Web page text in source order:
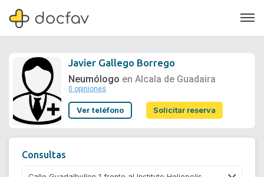
Soporte
Javier Gallego Borrego
Neumólogo en Alcala de Guadaira
0 opiniones
Ver teléfono Solicitar reserva
Consultas